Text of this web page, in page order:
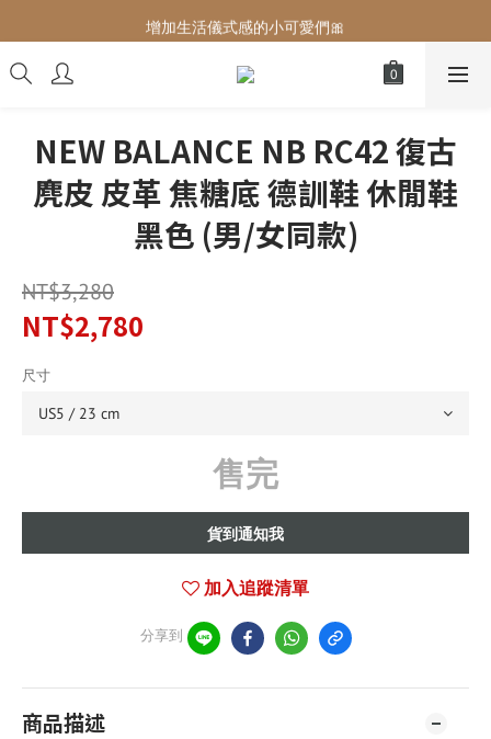
增加生活儀式感的小可愛們🎀
增加生活儀式感的小可愛們🎀
最後現貨‼️這價格不需要再解釋🔥
NEW BALANCE NB RC42 復古
麂皮 皮革 焦糖底 德訓鞋 休閒鞋
黑色 (男/女同款)
NT$3,280
NT$2,780
尺寸
售完
貨到通知我
加入追蹤清單
分享到
商品描述